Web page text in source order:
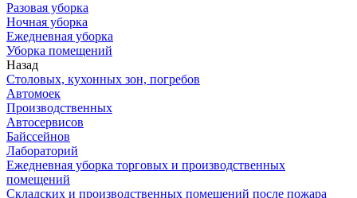
Разовая уборка
Ночная уборка
Ежедневная уборка
Уборка помещений
Назад
Столовых, кухонных зон, погребов
Автомоек
Производственных
Автосервисов
Байссейнов
Лабораторий
Ежедневная уборка торговых и производственных
помещений
Складских и производственных помещений после пожара